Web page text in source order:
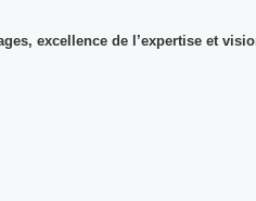
excellence de l’expertise et